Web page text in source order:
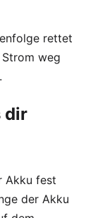
rettet
weg
dir
Akku fest
der Akku